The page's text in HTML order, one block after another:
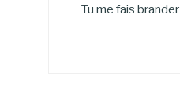
Tu me fais brander